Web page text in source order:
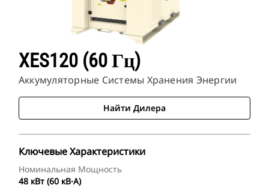
XES120 (60 Гц)
Аккумуляторные Системы Хранения Энергии
Найти Дилера
Ключевые Характеристики
Номинальная Мощность
48 кВт (60 кВ·А)